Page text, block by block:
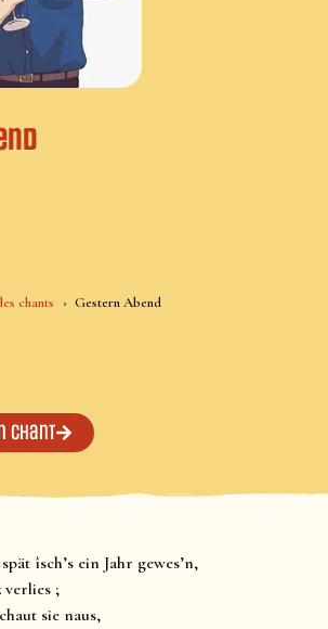
chants Gestern Abend
chant
îsch’s ein Jahr gewes’n,
verlies ;
sie naus,